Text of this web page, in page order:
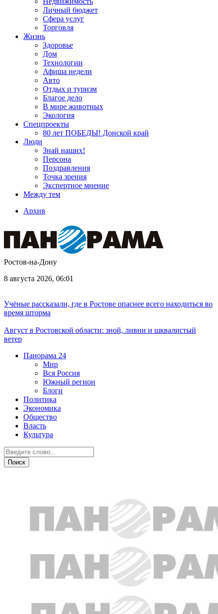
Личный бюджет
Сфера услуг
Торговля
Жизнь
Здоровье
Дом
Технологии
Афиша недели
Авто
Отдых и туризм
Благое дело
В мире животных
Экология
Спецпроекты
80 лет ПОБЕДЫ! Донской край
Люди
Знай наших!
Персона
Поздравления
Точка зрения
Экспертное мнение
Между тем
Архив
Ростов-на-Дону
8 августа 2026, 06:01
Учёные рассказали, где в Ростове опаснее всего находиться во
время шторма
Август в Ростовской области: зной, ливни и шквалистый
ветер
Панорама 24
Мир
Вся Россия
Южный регион
Блоги
Политика
Экономика
Общество
Власть
Культура